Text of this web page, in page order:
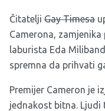
Čitatelji Gay Timesa
Camerona,
laburista Eda
spremna da prihvati
Premijer Cameron je
jednakost bitna. Ljudi